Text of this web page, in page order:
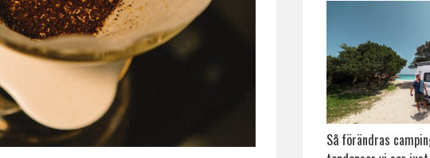
Så förändras